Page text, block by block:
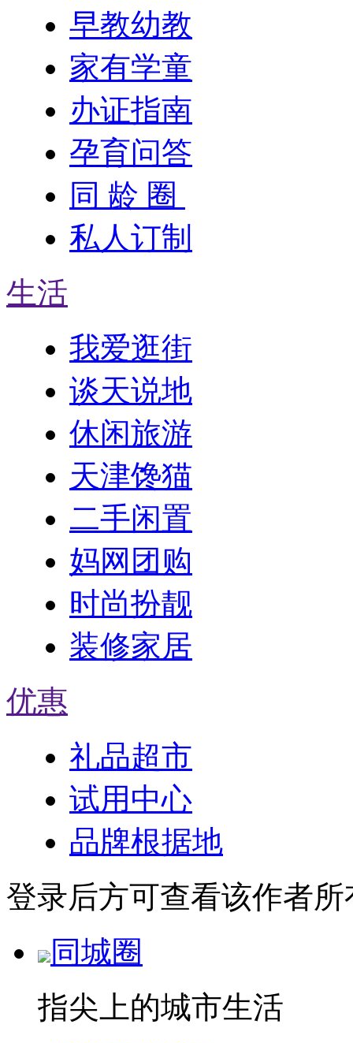
早教幼教
家有学童
办证指南
孕育问答
同 龄 圈
私人订制
生活
我爱逛街
谈天说地
休闲旅游
天津馋猫
二手闲置
妈网团购
时尚扮靓
装修家居
优惠
礼品超市
试用中心
品牌根据地
登录后方可查看该作者所
同城圈
指尖上的城市生活